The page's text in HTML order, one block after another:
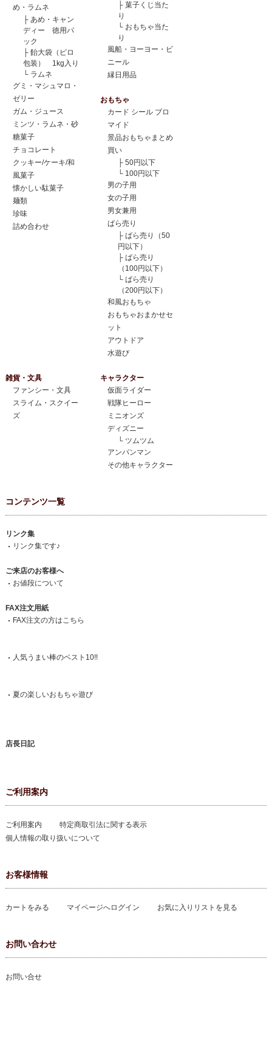
め・ラムネ
├ あめ・キャン
ディー 徳用パ
ック
├ 飴大袋（ピロ
包装） 1kg入り
└ ラムネ
グミ・マシュマロ・
ゼリー
ガム・ジュース
ミンツ・ラムネ・砂
糖菓子
チョコレート
クッキー/ケーキ/和
風菓子
懐かしい駄菓子
麺類
珍味
詰め合わせ
├ 菓子くじ当た
り
└ おもちゃ当た
り
風船・ヨーヨー・ビ
ニール
縁日用品
おもちゃ
カード シール ブロ
マイド
景品おもちゃまとめ
買い
├ 50円以下
└ 100円以下
男の子用
女の子用
男女兼用
ばら売り
├ ばら売り（50
円以下）
├ ばら売り
（100円以下）
└ ばら売り
（200円以下）
和風おもちゃ
おもちゃおまかせセ
ット
アウトドア
水遊び
雑貨・文具
ファンシー・文具
スライム・スクイー
ズ
キャラクター
仮面ライダー
戦隊ヒーロー
ミニオンズ
ディズニー
└ ツムツム
アンパンマン
その他キャラクター
コンテンツ一覧
リンク集
リンク集です♪
ご来店のお客様へ
お値段について
FAX注文用紙
FAX注文の方はこちら
人気うまい棒のベスト10!!
夏の楽しいおもちゃ遊び
店長日記
ご利用案内
ご利用案内
特定商取引法に関する表示
個人情報の取り扱いについて
お客様情報
カートをみる マイページへログイン お気に入りリストを見る
お問い合わせ
お問い合せ